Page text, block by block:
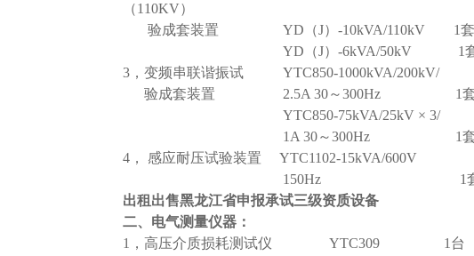
（110KV）
验成套装置 YD（J）-10kVA/110kV 1套
YD（J）-6kVA/50kV 1套 变
3，变频串联谐振试 YTC850-1000kVA/200kV/
验成套装置 2.5A 30～300Hz 1套 变
YTC850-75kVA/25kV × 3/
1A 30～300Hz 1套 高压电
4， 感应耐压试验装置 YTC1102-15kVA/600V
150Hz 1套 电压
出租出售黑龙江省申报承试三级资质设备
二、电气测量仪器：
1，高压介质损耗测试仪 YTC309 1台 变